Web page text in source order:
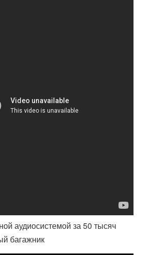
аудиосистемой за 50 тысяч
багажник